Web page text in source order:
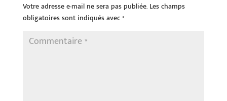
Votre adresse e-mail ne sera pas publiée. Les champs
obligatoires sont indiqués avec*